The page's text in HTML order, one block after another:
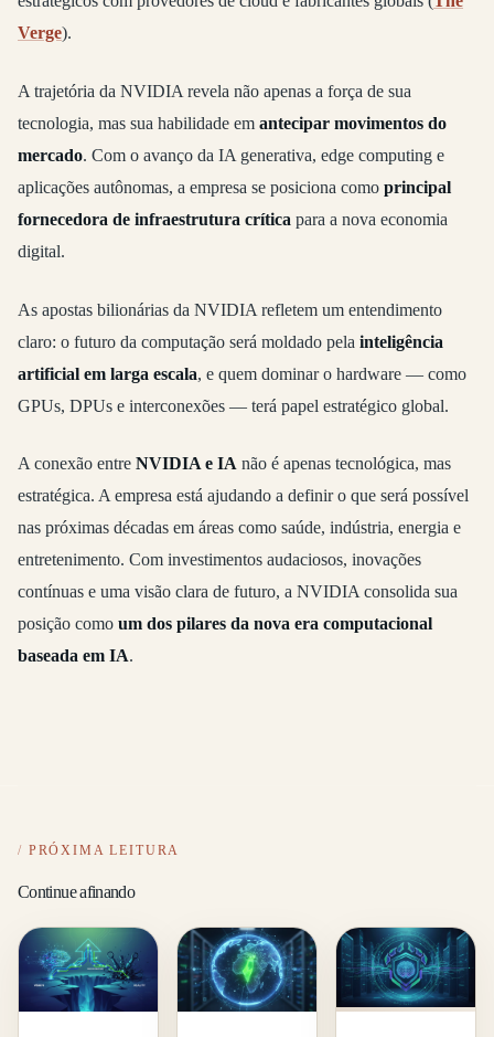
Verge).
A trajetória da NVIDIA revela não apenas a força de sua
tecnologia, mas sua habilidade em antecipar movimentos do
mercado. Com o avanço da IA generativa, edge computing e
aplicações autônomas, a empresa se posiciona como principal
fornecedora de infraestrutura crítica para a nova economia
digital.
As apostas bilionárias da NVIDIA refletem um entendimento
claro: o futuro da computação será moldado pela inteligência
artificial em larga escala, e quem dominar o hardware — como
GPUs, DPUs e interconexões — terá papel estratégico global.
A conexão entre NVIDIA e IA não é apenas tecnológica, mas
estratégica. A empresa está ajudando a definir o que será possível
nas próximas décadas em áreas como saúde, indústria, energia e
entretenimento. Com investimentos audaciosos, inovações
contínuas e uma visão clara de futuro, a NVIDIA consolida sua
posição como um dos pilares da nova era computacional
baseada em IA.
PRÓXIMA LEITURA
Continue afinando